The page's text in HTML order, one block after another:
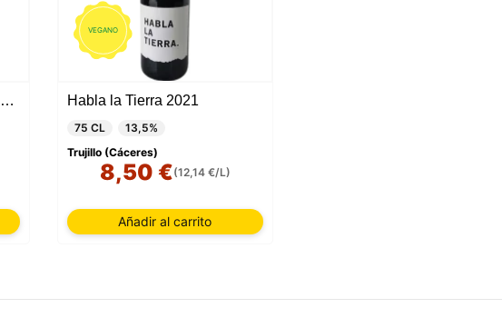
Habla del Silencio Crianza 2023
VEGANO
Habla la Tierra 2021
75 CL
13,5%
Trujillo (Cáceres)
8,50 €(12,14 €/L)
Añadir al carrito